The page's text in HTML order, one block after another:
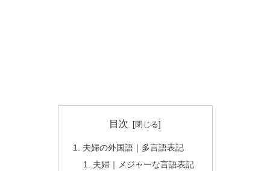
目次
夫婦の外国語｜多言語表記
夫婦｜メジャーな言語表記